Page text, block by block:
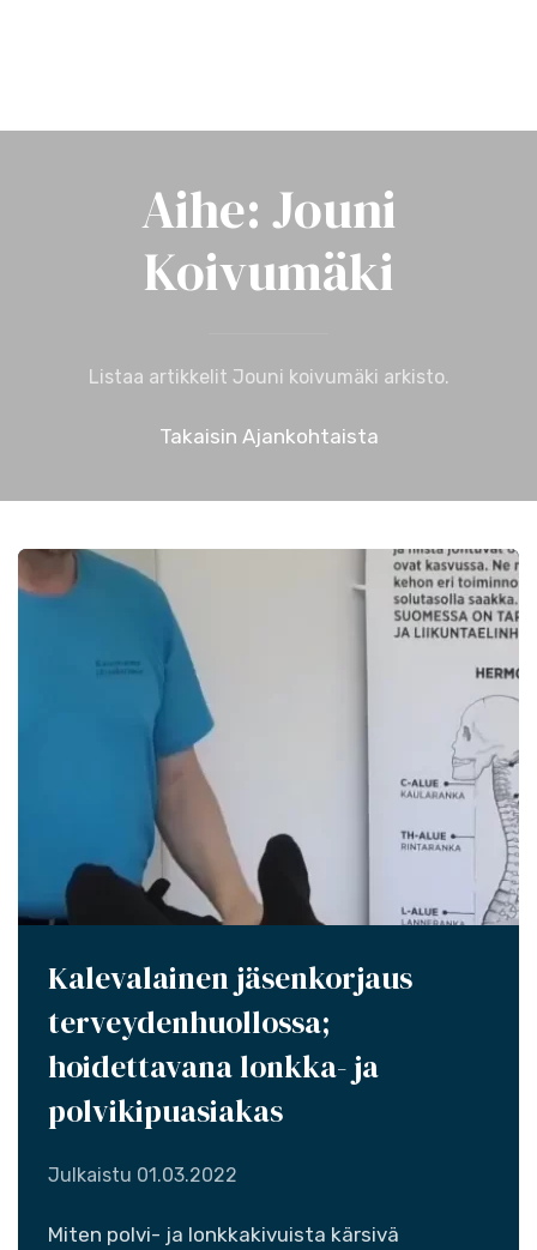
Aihe: Jouni
Koivumäki
Listaa artikkelit Jouni koivumäki arkisto.
Takaisin Ajankohtaista
Kalevalainen jäsenkorjaus
terveydenhuollossa;
hoidettavana lonkka- ja
polvikipuasiakas
Julkaistu 01.03.2022
Miten polvi- ja lonkkakivuista kärsivä